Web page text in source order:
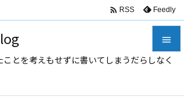
とを考えもせずに書いてしまうだらしなく



 RSS Feedly